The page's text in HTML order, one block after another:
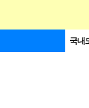
국내